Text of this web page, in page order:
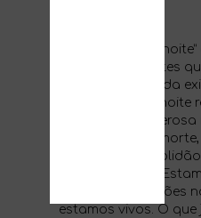
“As sombras da
desassossegantes
e interrogações da
sombras que a noite
profunda e
desperdício da
contornos da
desencantado:
o fulgor das ilusões
estamos vivos. O